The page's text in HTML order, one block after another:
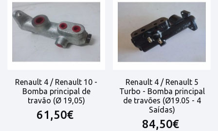
Renault 4 / Renault 10 -
Bomba principal de
travão (Ø 19,05)
61,50€
Renault 4 / Renault 5
Turbo - Bomba principal
de travões (Ø19.05 - 4
Saídas)
84,50€